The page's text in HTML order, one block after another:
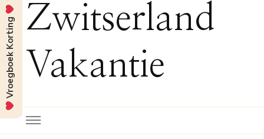
Zwitserland
Vakantie
Vroegboek Korting